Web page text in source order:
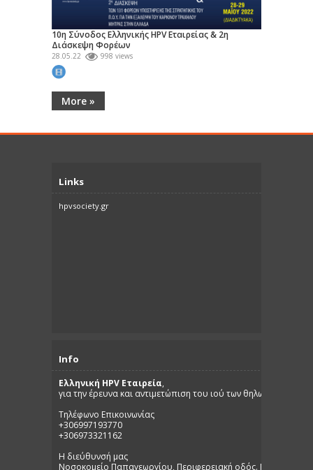
10η Σύνοδος Ελληνικής HPV Εταιρείας & 2η
Διάσκεψη Φορέων
28.05.22 998 views
More »
Links
hpvsociety.gr
Info
Ελληνική HPV Εταιρεία,
για την έρευνα και αντιμετώπιση του ιού των θηλωμάτων.
Τηλέφωνο Επικοινωνίας
+306997193770
+306973321162
Η διεύθυνσή μας
Νοσοκομείο Παπαγεωργίου, Περιφερειακή οδός. Νέα